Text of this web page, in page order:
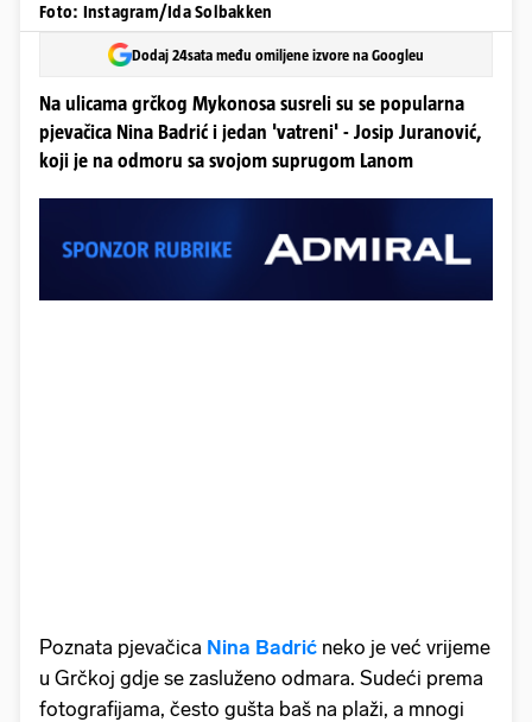
Foto: Instagram/Ida Solbakken
Dodaj 24sata među omiljene izvore na Googleu
Na ulicama grčkog Mykonosa susreli su se popularna
pjevačica Nina Badrić i jedan 'vatreni' - Josip Juranović,
koji je na odmoru sa svojom suprugom Lanom
Poznata pjevačica Nina Badrić neko je već vrijeme
u Grčkoj gdje se zasluženo odmara. Sudeći prema
fotografijama, često gušta baš na plaži, a mnogi